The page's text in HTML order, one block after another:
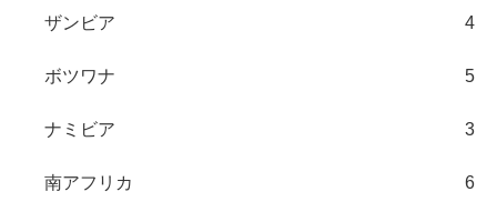
ザンビア 4
ボツワナ 5
ナミビア 3
南アフリカ 6